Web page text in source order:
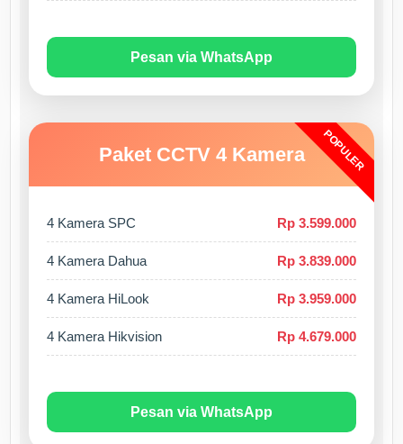
Pesan via WhatsApp
POPULER
Paket CCTV 4 Kamera
4 Kamera SPC Rp 3.599.000
4 Kamera Dahua Rp 3.839.000
4 Kamera HiLook Rp 3.959.000
4 Kamera Hikvision Rp 4.679.000
Pesan via WhatsApp